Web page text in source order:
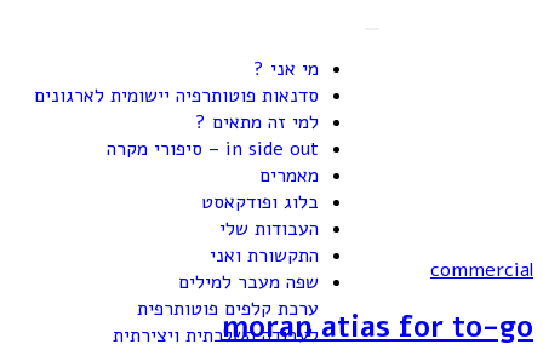
מי אני ?
סדנאות פוטותרפיה יישומית לארגונים
למי זה מתאים ?
in side out – סיפורי מקרה
מאמרים
בלוג ופודקאסט
העבודות שלי
התקשורת ואני
שפה מעבר למילים
ערכת קלפים פוטותרפית
לעבודה השלכתית ויצירתית
commercial
moran atias for to-go